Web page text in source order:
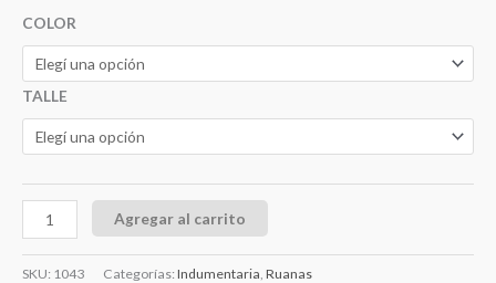
COLOR
TALLE
Agregar al carrito
SKU: 1043 Categorías: Indumentaria Ruanas